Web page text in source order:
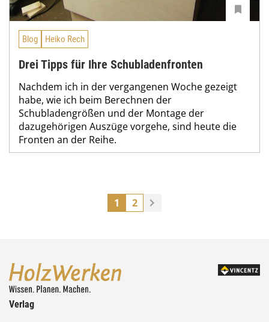
Blog Heiko Rech
Drei Tipps für Ihre Schubladenfronten
Nachdem ich in der vergangenen Woche gezeigt
habe, wie ich beim Berechnen der
Schubladengrößen und der Montage der
dazugehörigen Auszüge vorgehe, sind heute die
Fronten an der Reihe.
1 2
Verlag